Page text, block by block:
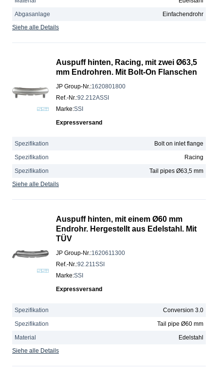
Abgasanlage
Einfachendrohr
Siehe alle Details
Auspuff hinten, Racing, mit zwei Ø63,5
mm Endrohren. Mit Bolt-On Flanschen
JP Group-Nr.:1620801800
Ref.-Nr.:92.212ASSI
Marke:SSI
Expressversand
Spezifikation
Bolt on inlet flange
Spezifikation
Racing
Spezifikation
Tail pipes Ø63,5 mm
Siehe alle Details
Auspuff hinten, mit einem Ø60 mm
Endrohr. Hergestellt aus Edelstahl. Mit
TÜV
JP Group-Nr.:1620611300
Ref.-Nr.:92.211SSI
Marke:SSI
Expressversand
Spezifikation
Conversion 3.0
Spezifikation
Tail pipe Ø60 mm
Material
Edelstahl
Siehe alle Details